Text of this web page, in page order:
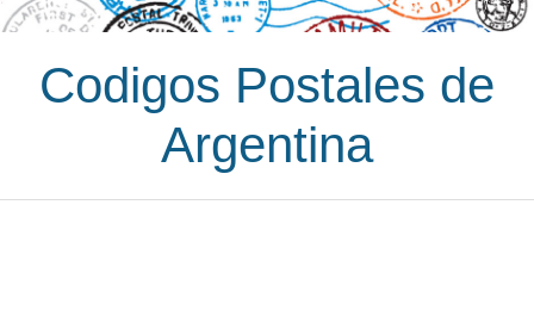
Codigos Postales de
Argentina